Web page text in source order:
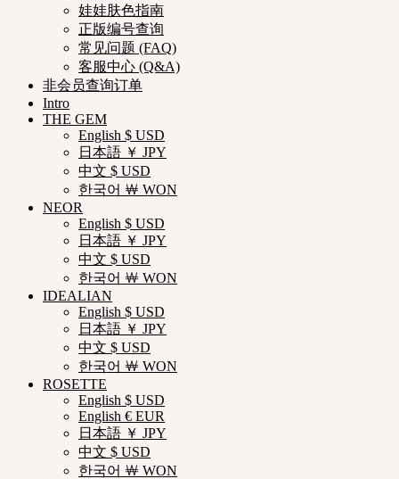
娃娃肤色指南
正版编号查询
常见问题 (FAQ)
客服中心 (Q&A)
非会员查询订单
Intro
THE GEM
English $ USD
日本語 ￥ JPY
中文 $ USD
한국어 ￦ WON
NEOR
English $ USD
日本語 ￥ JPY
中文 $ USD
한국어 ￦ WON
IDEALIAN
English $ USD
日本語 ￥ JPY
中文 $ USD
한국어 ￦ WON
ROSETTE
English $ USD
English € EUR
日本語 ￥ JPY
中文 $ USD
한국어 ￦ WON